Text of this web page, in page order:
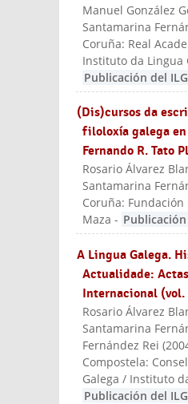
Manuel González
Santamarina
Coruña: Real
Instituto da Lingua
Publicación del ILG
(Dis)cursos da
filoloxía galega
Fernando R. Tato
Rosario Álvarez
Santamarina
Coruña:
Maza -
A Lingua Galega.
Actualidade:
Internacional (vol.
Rosario Álvarez
Santamarina
Fernández Rei (
Compostela:
Galega / Instituto
Publicación del ILG